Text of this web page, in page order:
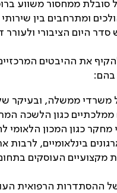
סובלת ממחסור משווע
ומתרחבים בין
היום הציבורי ולעורר
את ההיבטים
בהם:
משרדי ממשלה, ובעיקר
ממלכתיים כגון הלשכה
מחקר כגון המכון הלאומי
בינלאומיים, לרבות
מקצועיים העוסקים
ההסתדרות הרפואית